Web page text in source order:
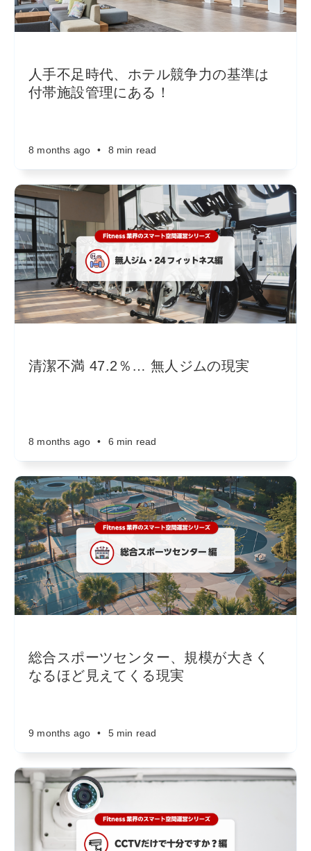
人手不足時代、ホテル競争力の基準は
付帯施設管理にある！
8 months ago • 8 min read
清潔不満 47.2％… 無人ジムの現実
8 months ago • 6 min read
総合スポーツセンター、規模が大きく
なるほど見えてくる現実
9 months ago • 5 min read